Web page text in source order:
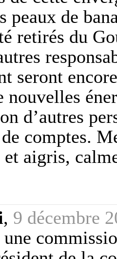
peaux de
retirés du
seront
nouvelles
d’autres
comptes.
et aigris,
, 9 décembre
une